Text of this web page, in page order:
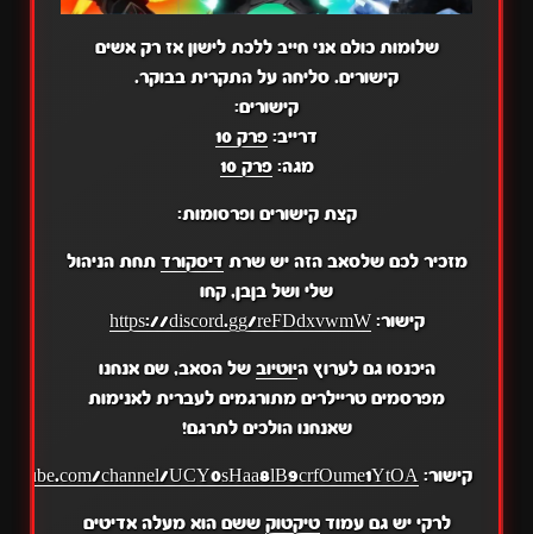
שלומות כולם אני חייב ללכת לישון אז רק אשים
קישורים. סליחה על התקרית בבוקר.
קישורים:
דרייב: פרק 10
מגה:פרק 10
קצת קישורים ופרסומות:
מזכיר לכם שלסאב הזה יש שרת דיסקורד תחת הניהול
שלי ושל בןבן, קחו
קישור:https://discord.gg/reFDdxvwmW
היכנסו גם לערוץ היוטיוב של הסאב, שם אנחנו
מפרסמים טריילרים מתורגמים לעברית לאנימות
שאנחנו הולכים לתרגם!
קישור: channel/UCY0sHaa8lB9crfOume1YtOA
לרקי יש גם עמודטיקטוק ששם הוא מעלה אדיטים